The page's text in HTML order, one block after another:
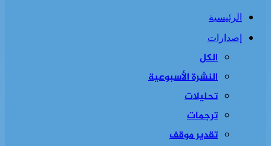
الرئيسية
إصدارات
الكل
النشرة الأسبوعية
تحليلات
ترجمات
تقدير موقف